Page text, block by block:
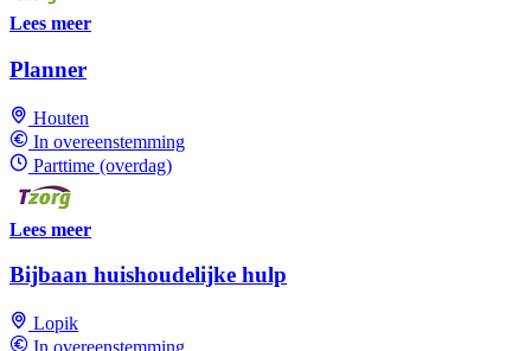
Lees meer
Planner
Houten
In overeenstemming
Parttime (overdag)
Lees meer
Bijbaan huishoudelijke hulp
Lopik